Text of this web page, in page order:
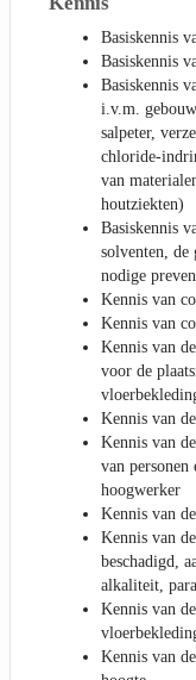
Basiskennis
Basiskennis
Basiskennis
i.v.m.
salpeter,
chloride-
van
houtziekten)
Basiskennis
solventen, de
nodige
Kennis van
Kennis van
Kennis van
voor de
Kennis van
Kennis van
van
hoogwerker
Kennis van
Kennis van
beschadigd,
alkaliteit,
Kennis van
Kennis van